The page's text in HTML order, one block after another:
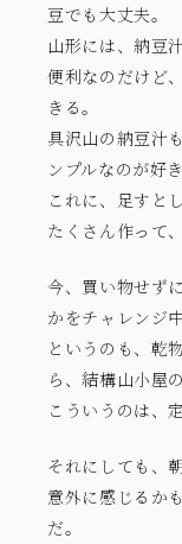
豆でも大丈夫。
山形には、納豆
便利なのだけど
きる。
具沢山の納豆汁
ンプルなのが好き
これに、足すと
たくさん作って
今、買い物せず
かをチャレンジ中
というのも、乾
ら、結構山小屋
こういうのは、
それにしても、
意外に感じるか
だ。